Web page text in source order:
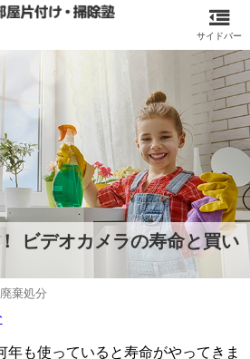
ビデオカメラの寿命と買い
棄処分
年も使っていると寿命がやってきま